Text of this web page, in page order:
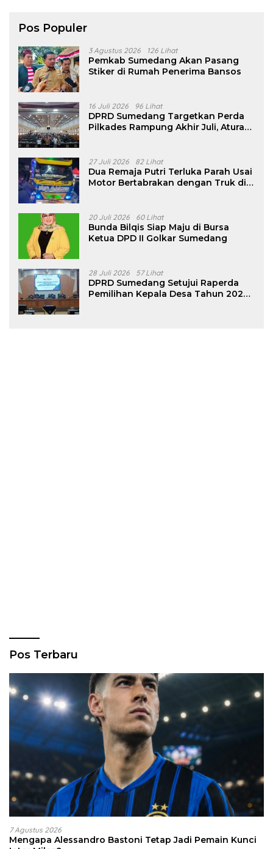
Pos Populer
3 Agustus 2026 126 Lihat
Pemkab Sumedang Akan Pasang
Stiker di Rumah Penerima Bansos
16 Juli 2026 96 Lihat
DPRD Sumedang Targetkan Perda
Pilkades Rampung Akhir Juli, Aturan
27 Juli 2026 82 Lihat
Dua Remaja Putri Terluka Parah Usai
Motor Bertabrakan dengan Truk di
20 Juli 2026 60 Lihat
Bunda Bilqis Siap Maju di Bursa
Ketua DPD II Golkar Sumedang
28 Juli 2026 57 Lihat
DPRD Sumedang Setujui Raperda
Pemilihan Kepala Desa Tahun 2026
Pos Terbaru
7 Agustus 2026
Mengapa Alessandro Bastoni Tetap Jadi Pemain Kunci